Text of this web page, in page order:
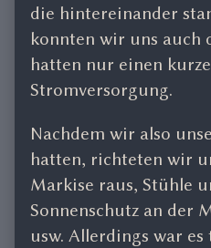
die hintereinander
konnten wir uns auch
hatten nur einen
Stromversorgung.
Nachdem wir also
hatten, richteten wir
Markise raus, Stühle
Sonnenschutz an der
usw. Allerdings war